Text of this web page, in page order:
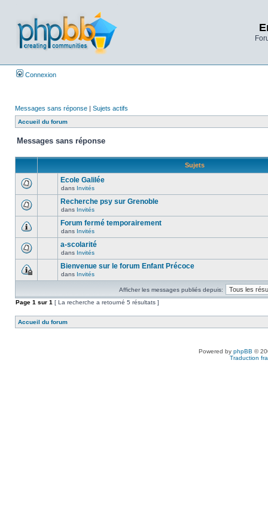
Connexion
Messages sans réponse | Sujets actifs
Accueil du forum
Messages sans réponse
Sujets
Ecole Galilée
dans Invités
Recherche psy sur Grenoble
dans Invités
Forum fermé temporairement
dans Invités
a-scolarité
dans Invités
Bienvenue sur le forum Enfant Précoce
dans Invités
Afficher les messages publiés depuis:
Page 1 sur 1 [ La recherche a retourné 5 résultats ]
Accueil du forum
Powered by phpBB ©
Traduction